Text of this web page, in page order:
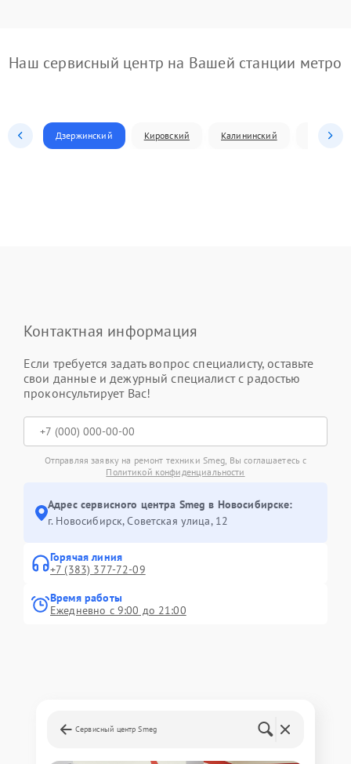
Наш сервисный центр на Вашей станции метро
Дзержинский Кировский Калининский
Контактная информация
Если требуется задать вопрос специалисту, оставьте
свои данные и дежурный специалист с радостью
проконсультирует Вас!
Отправляя заявку на ремонт техники Smeg, Вы соглашаетесь с
Политикой конфиденциальности
Адрес сервисного центра Smeg в Новосибирске:
г. Новосибирск, Советская улица, 12
Горячая линия
+7 (383) 377-72-09
Время работы
Ежедневно с 9:00 до 21:00
Сервисный центр Smeg